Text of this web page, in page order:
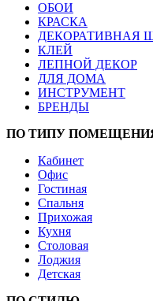
ОБОИ
КРАСКА
ДЕКОРАТИВНАЯ
КЛЕЙ
ЛЕПНОЙ ДЕКОР
ДЛЯ ДОМА
ИНСТРУМЕНТ
БРЕНДЫ
ПО ТИПУ
Кабинет
Офис
Гостиная
Спальня
Прихожая
Кухня
Столовая
Лоджия
Детская